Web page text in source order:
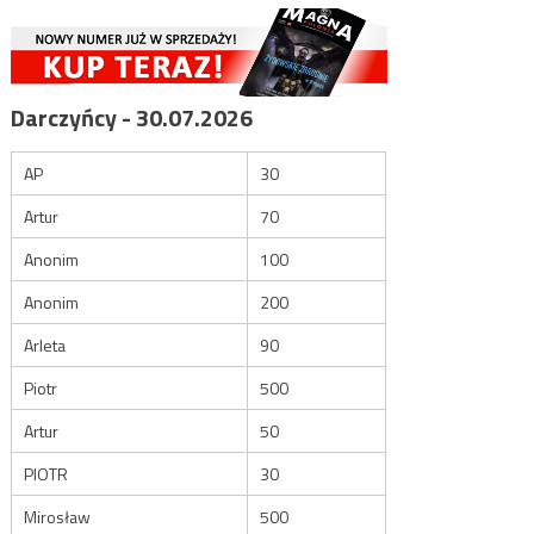
Darczyńcy - 30.07.2026
AP
30
Artur
70
Anonim
100
Anonim
200
Arleta
90
Piotr
500
Artur
50
PIOTR
30
Mirosław
500